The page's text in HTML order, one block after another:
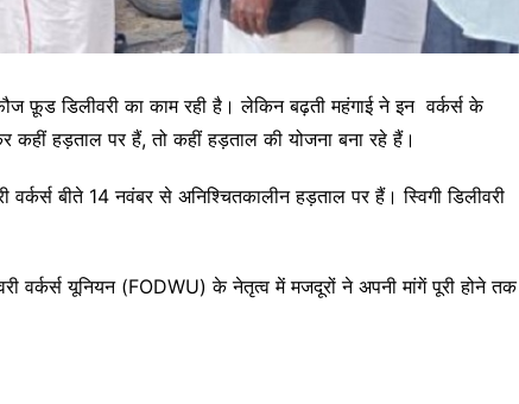
फ़ूड डिलीवरी का काम रही है। लेकिन बढ़ती महंगाई ने इन वर्कर्स के
कहीं हड़ताल पर हैं, तो कहीं हड़ताल की योजना बना रहे हैं।
बीते 14 नवंबर से अनिश्चितकालीन हड़ताल पर हैं। स्विगी डिलीवरी
यूनियन (FODWU) के नेतृत्व में मजदूरों ने अपनी मांगें पूरी होने तक